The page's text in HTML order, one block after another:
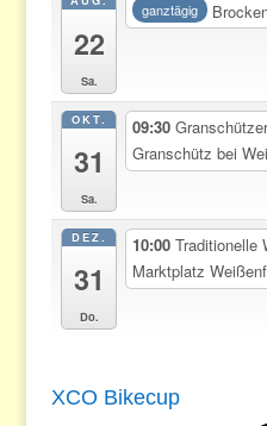
22
Sa.
ganztägig
OKT.
31
Sa.
09:30
Granschütz bei
DEZ.
31
Do.
10:00Traditionelle
Marktplatz
XCO Bikecup